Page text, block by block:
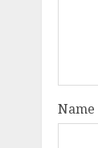
Name